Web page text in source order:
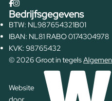
Bedrijfsgegevens
BTW: NL987654321B01
IBAN: NL81 RABO 0174304978
KVK: 98765432
© 2026 Groot in tegels
Website